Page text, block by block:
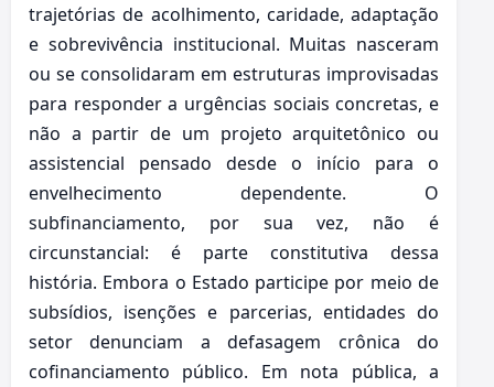
trajetórias de acolhimento, caridade, adaptação
e sobrevivência institucional. Muitas nasceram
ou se consolidaram em estruturas improvisadas
para responder a urgências sociais concretas, e
não a partir de um projeto arquitetônico ou
assistencial pensado desde o início para o
envelhecimento dependente. O
subfinanciamento, por sua vez, não é
circunstancial: é parte constitutiva dessa
história. Embora o Estado participe por meio de
subsídios, isenções e parcerias, entidades do
setor denunciam a defasagem crônica do
cofinanciamento público. Em nota pública, a